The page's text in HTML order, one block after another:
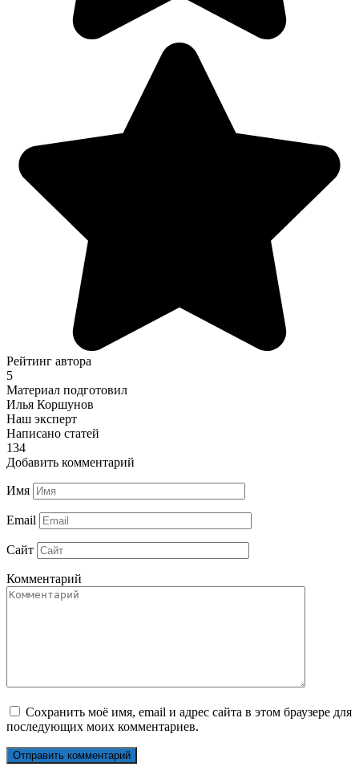
Рейтинг автора
5
Материал подготовил
Илья Коршунов
Наш эксперт
Написано статей
134
Добавить комментарий
Имя
Email
Сайт
Комментарий
Сохранить моё имя, email и адрес сайта в этом браузере для
последующих моих комментариев.